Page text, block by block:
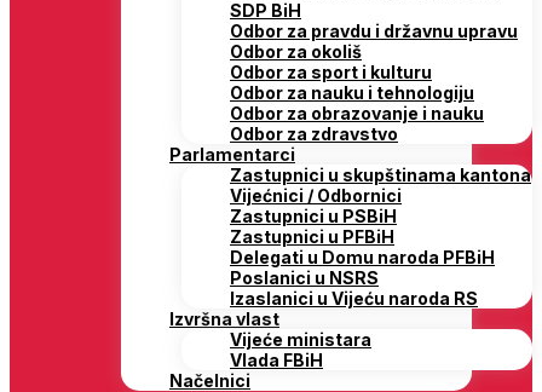
SDP BiH
Odbor za pravdu i državnu upravu
Odbor za okoliš
Odbor za sport i kulturu
Odbor za nauku i tehnologiju
Odbor za obrazovanje i nauku
Odbor za zdravstvo
Parlamentarci
Zastupnici u skupštinama kantona
Vijećnici / Odbornici
Zastupnici u PSBiH
Zastupnici u PFBiH
Delegati u Domu naroda PFBiH
Poslanici u NSRS
Izaslanici u Vijeću naroda RS
Izvršna vlast
Vijeće ministara
Vlada FBiH
Načelnici